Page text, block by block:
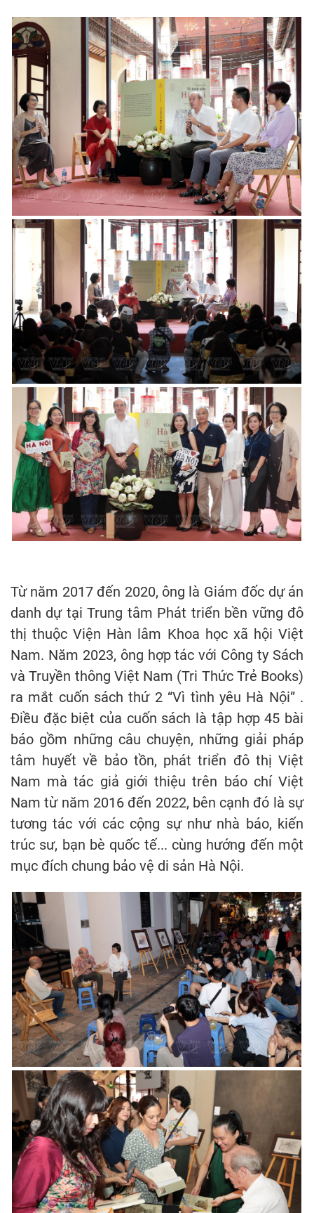
Từ năm 2017 đến 2020, ông là Giám đốc dự án
danh dự tại Trung tâm Phát triển bền vững đô
thị thuộc Viện Hàn lâm Khoa học xã hội Việt
Nam. Năm 2023, ông hợp tác với Công ty Sách
và Truyền thông Việt Nam (Tri Thức Trẻ Books)
ra mắt cuốn sách thứ 2 “Vì tình yêu Hà Nội” .
Điều đặc biệt của cuốn sách là tập hợp 45 bài
báo gồm những câu chuyện, những giải pháp
tâm huyết về bảo tồn, phát triển đô thị Việt
Nam mà tác giả giới thiệu trên báo chí Việt
Nam từ năm 2016 đến 2022, bên cạnh đó là sự
tương tác với các cộng sự như nhà báo, kiến
trúc sư, bạn bè quốc tế... cùng hướng đến một
mục đích chung bảo vệ di sản Hà Nội.